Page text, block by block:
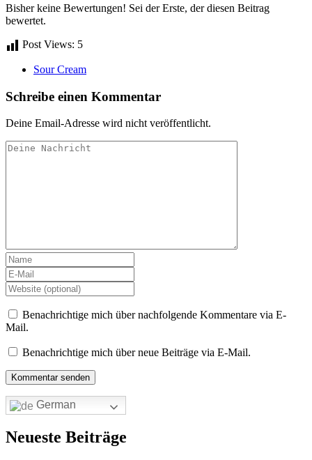
Bisher keine Bewertungen! Sei der Erste, der diesen Beitrag
bewertet.
Post Views: 5
Sour Cream
Schreibe einen Kommentar
Deine Email-Adresse wird nicht veröffentlicht.
Benachrichtige mich über nachfolgende Kommentare via E-
Mail.
Benachrichtige mich über neue Beiträge via E-Mail.
German
Neueste Beiträge